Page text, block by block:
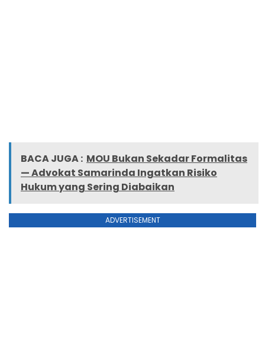
BACA JUGA : MOU Bukan Sekadar Formalitas
— Advokat Samarinda Ingatkan Risiko
Hukum yang Sering Diabaikan
ADVERTISEMENT